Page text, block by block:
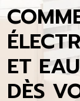
ET
DÈS